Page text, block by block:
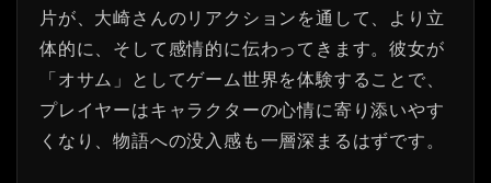
片が、大崎さんのリアクションを通して、より立
体的に、そして感情的に伝わってきます。彼女が
「オサム」としてゲーム世界を体験することで、
プレイヤーはキャラクターの心情に寄り添いやす
くなり、物語への没入感も一層深まるはずです。